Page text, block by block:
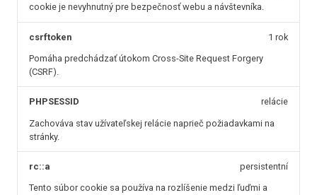
cookie je nevyhnutný pre bezpečnosť webu a návštevníka.
csrftoken
Pomáha predchádzať útokom Cross-Site Request Forgery
(CSRF).
1 rok
PHPSESSID
Zachováva stav užívateľskej relácie naprieč požiadavkami na
stránky.
relácie
rc::a
Tento súbor cookie sa používa na rozlíšenie medzi ľuďmi a
persistentní